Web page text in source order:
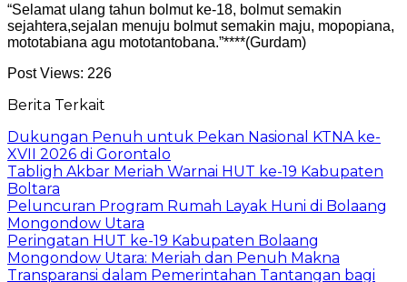
“Selamat ulang tahun bolmut ke-18, bolmut semakin
sejahtera,sejalan menuju bolmut semakin maju, mopopiana,
mototabiana agu mototantobana.”****(Gurdam)
Post Views: 226
Berita Terkait
Dukungan Penuh untuk Pekan Nasional KTNA ke-
XVII 2026 di Gorontalo
Tabligh Akbar Meriah Warnai HUT ke-19 Kabupaten
Boltara
Peluncuran Program Rumah Layak Huni di Bolaang
Mongondow Utara
Peringatan HUT ke-19 Kabupaten Bolaang
Mongondow Utara: Meriah dan Penuh Makna
Transparansi dalam Pemerintahan Tantangan bagi